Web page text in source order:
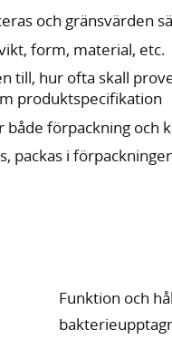
och gränsvärden
form, material, etc.
till, hur ofta skall
produktspecifikation
både förpackning och
packas i
Funktion och